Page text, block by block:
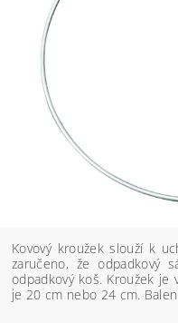
Kovový kroužek slouží k
zaručeno, že odpadkový
odpadkový koš. Kroužek
je 20 cm nebo 24 cm.